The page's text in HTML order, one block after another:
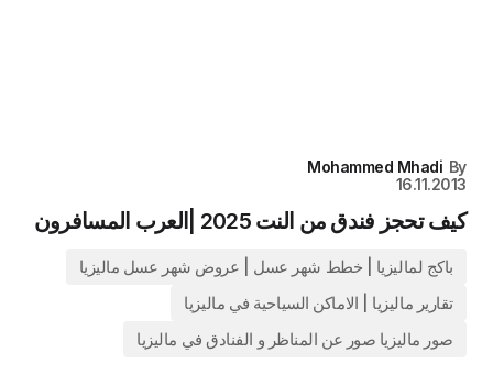
By
Mohammed Mhadi
16.11.2013
كيف تحجز فندق من النت 2025 |العرب المسافرون
باكج لماليزيا | خطط شهر عسل | عروض شهر عسل ماليزيا
تقارير ماليزيا | الاماكن السياحية في ماليزيا
صور ماليزيا صور عن المناظر و الفنادق في ماليزيا